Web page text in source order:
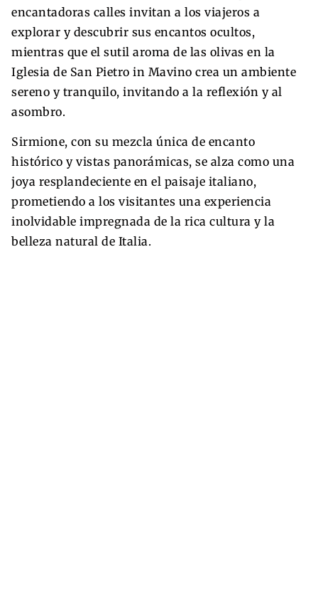
encantadoras calles invitan a los viajeros a
explorar y descubrir sus encantos ocultos,
mientras que el sutil aroma de las olivas en la
Iglesia de San Pietro in Mavino crea un ambiente
sereno y tranquilo, invitando a la reflexión y al
asombro.
Sirmione, con su mezcla única de encanto
histórico y vistas panorámicas, se alza como una
joya resplandeciente en el paisaje italiano,
prometiendo a los visitantes una experiencia
inolvidable impregnada de la rica cultura y la
belleza natural de Italia.